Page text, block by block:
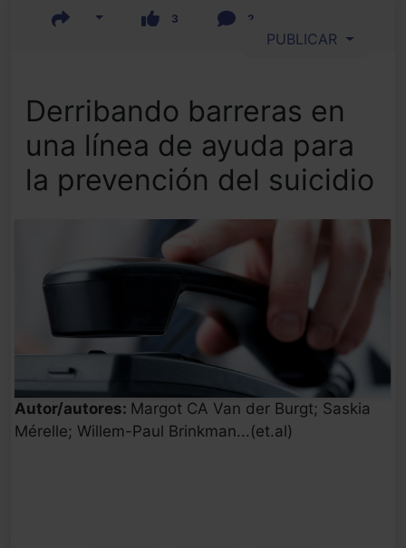
3 2
PUBLICAR
Derribando barreras en
una línea de ayuda para
la prevención del suicidio
Autor/autores: Margot CA Van der Burgt; Saskia
Mérelle; Willem-Paul Brinkman...(et.al)